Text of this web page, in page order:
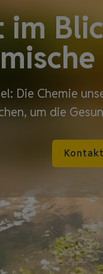
Die Chemie
um die
Kontakt